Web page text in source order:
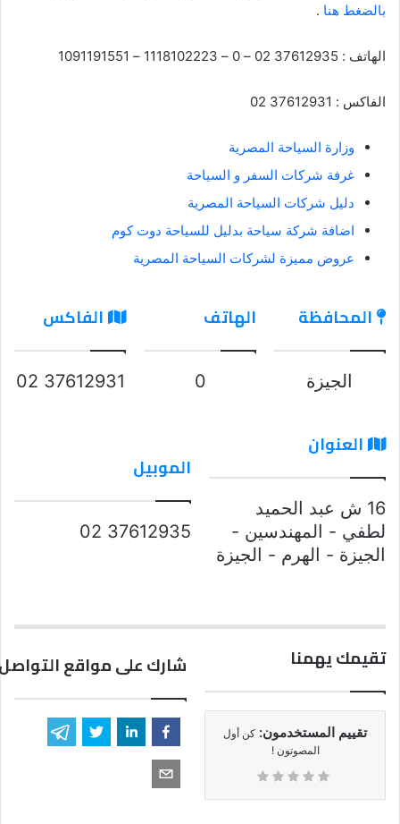
بالضغط هنا .
الهاتف : 37612935 02 – 0 – 1118102223 – 1091191551
الفاكس : 37612931 02
وزارة السياحة المصرية
غرفة شركات السفر و السياحة
دليل شركات السياحة المصرية
اضافة شركة سياحة بدليل للسياحة دوت كوم
عروض مميزة لشركات السياحة المصرية
المحافظة
الجيزة
الهاتف
0
الفاكس
37612931 02
العنوان
16 ش عبد الحميد
لطفي - المهندسين -
الجيزة - الهرم - الجيزة
الموبيل
37612935 02
تقيمك يهمنا
تقييم المستخدمون: كن أول
المصوتون !
شارك على مواقع